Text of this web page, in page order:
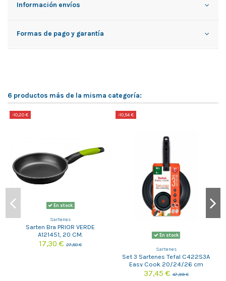
Información envíos
Formas de pago y garantía
6 productos más de la misma categoría:
-10,20 €
En stock
Sartenes
Sarten Bra PRIOR VERDE
A121451, 20 CM.
17,30 €27,50 €
-10,54 €
En stock
Sartenes
Set 3 Sartenes Tefal C422S3A
Easy Cook 20/24/26 cm
37,45 € 47,99 €